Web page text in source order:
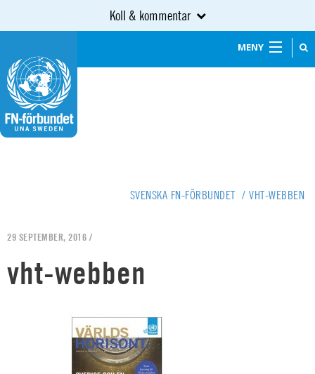
Koll & kommentar
MENY
SVENSKA FN-FÖRBUNDET / VHT-WEBBEN
29 SEPTEMBER, 2016 /
vht-webben